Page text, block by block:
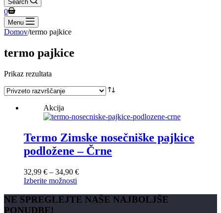
Search
Shopping
cart
0
Menu
Domov/termo pajkice
termo pajkice
Prikaz rezultata
Akcija
Termo Zimske nosečniške pajkice
podložene – Črne
32,99 € – 34,90 €Cenovni
32,99 €
Izberite možnosti
ima
NE SPREGLEJTE NAŠE NAJBOLJŠE
PONUDBE!